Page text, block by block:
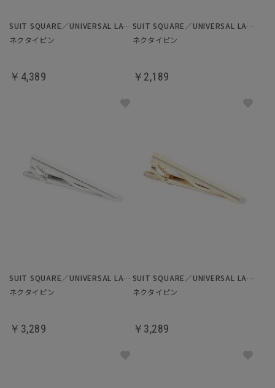
SUIT SQUARE／UNIVERSAL LANGUAGE
ネクタイピン
￥4,389
SUIT SQUARE／UNIVERSAL LANGUAGE
ネクタイピン
￥2,189
SUIT SQUARE／UNIVERSAL LANGUAGE
ネクタイピン
￥3,289
SUIT SQUARE／UNIVERSAL LANGUAGE
ネクタイピン
￥3,289